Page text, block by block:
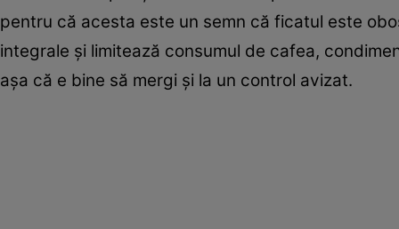
pentru că acesta este un semn că ficatul este
integrale şi limitează consumul de cafea,
aşa că e bine să mergi şi la un control avizat.